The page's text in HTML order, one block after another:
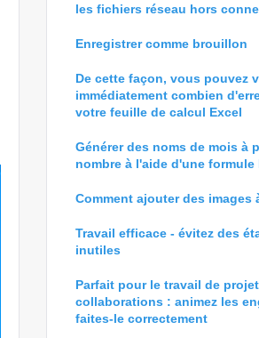
les fichiers réseau hors
Enregistrer comme brouillon
De cette façon, vous pouvez
immédiatement combien
votre feuille de calcul Excel
Générer des noms de mois à
nombre à l'aide d'une formule
Comment ajouter des images
Travail efficace - évitez des
inutiles
Parfait pour le travail de
collaborations : animez les
faites-le correctement